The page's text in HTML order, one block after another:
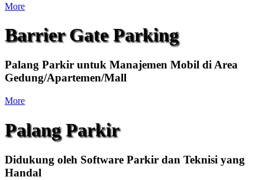
More
Barrier Gate Parking
Palang Parkir untuk Manajemen Mobil di Area
Gedung/Apartemen/Mall
More
Palang Parkir
Didukung oleh Software Parkir dan Teknisi yang
Handal